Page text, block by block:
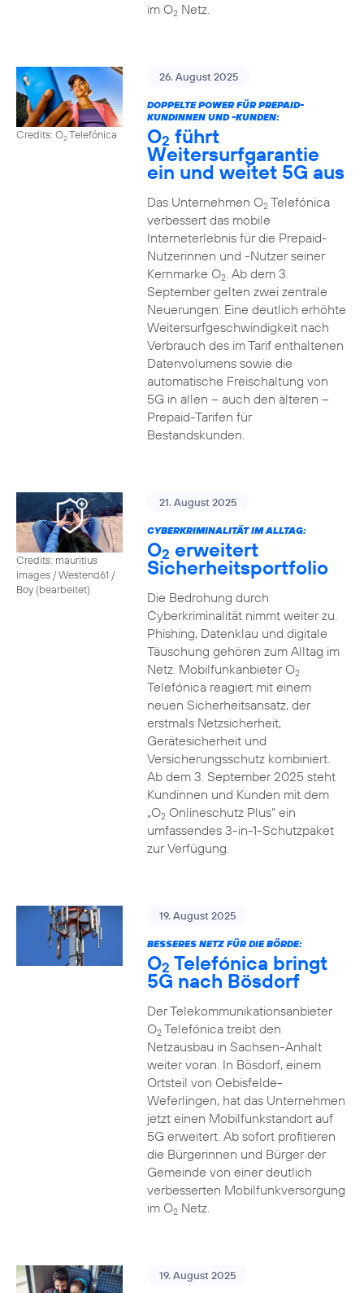
im O2Netz.
Credits: O2Telefónica
26. August 2025
DOPPELTE POWER FÜR PREPAID-
KUNDINNEN UND -KUNDEN:
O2 führt
Weitersurfgarantie
ein und weitet 5G aus
Das Unternehmen O2Telefónica
verbessert das mobile
Interneterlebnis für die Prepaid-
Nutzerinnen und -Nutzer seiner
Kernmarke O2. Ab dem 3.
September gelten zwei zentrale
Neuerungen: Eine deutlich erhöhte
Weitersurfgeschwindigkeit nach
Verbrauch des im Tarif enthaltenen
Datenvolumens sowie die
automatische Freischaltung von
5G in allen – auch den älteren –
Prepaid-Tarifen für
Bestandskunden.
Credits: mauritius
images / Westend61 /
Boy (bearbeitet)
21. August 2025
CYBERKRIMINALITÄT IM ALLTAG:
O2 erweitert
Sicherheitsportfolio
Die Bedrohung durch
Cyberkriminalität nimmt weiter zu.
Phishing, Datenklau und digitale
Täuschung gehören zum Alltag im
Netz. Mobilfunkanbieter O2
Telefónica reagiert mit einem
neuen Sicherheitsansatz, der
erstmals Netzsicherheit,
Gerätesicherheit und
Versicherungsschutz kombiniert.
Ab dem 3. September 2025 steht
Kundinnen und Kunden mit dem
„O2Onlineschutz Plus“ ein
umfassendes 3-in-1-Schutzpaket
zur Verfügung.
19. August 2025
BESSERES NETZ FÜR DIE BÖRDE:
O2 Telefónica bringt
5G nach Bösdorf
Der Telekommunikationsanbieter
O2Telefónica treibt den
Netzausbau in Sachsen-Anhalt
weiter voran. In Bösdorf, einem
Ortsteil von Oebisfelde-
Weferlingen, hat das Unternehmen
jetzt einen Mobilfunkstandort auf
5G erweitert. Ab sofort profitieren
die Bürgerinnen und Bürger der
Gemeinde von einer deutlich
verbesserten Mobilfunkversorgung
im O2Netz.
19. August 2025